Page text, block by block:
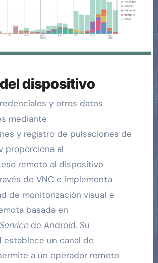
dispositivo
y otros datos
mediante
y registro de pulsaciones de
proporciona al
remoto al dispositivo
de VNC e implementa
de monitorización visual e
basada en
de Android. Su
establece un canal de
a un operador remoto